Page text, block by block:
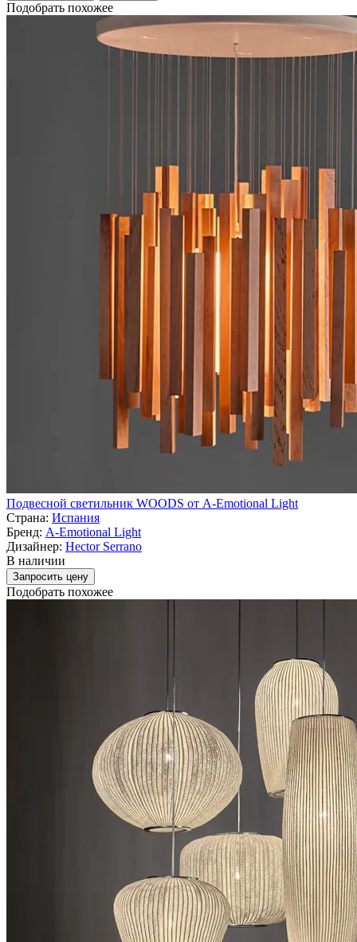
Подобрать похожее
Подвесной светильник WOODS от A-Emotional Light
Страна: Испания
Бренд: A-Emotional Light
Дизайнер: Hector Serrano
В наличии
Запросить цену
Подобрать похожее